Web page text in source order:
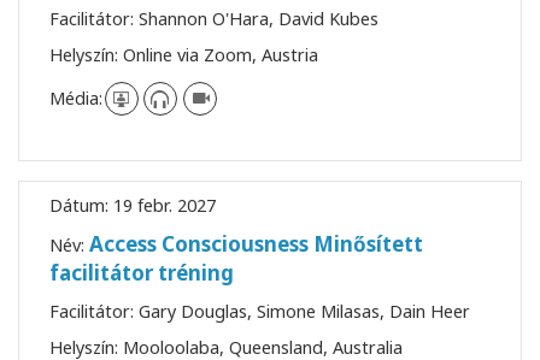
Facilitátor: Shannon O'Hara, David Kubes
Helyszín: Online via Zoom, Austria
Média:
Dátum: 19 febr. 2027
Név: Access Consciousness Minősített
facilitátor tréning
Facilitátor: Gary Douglas, Simone Milasas, Dain Heer
Helyszín: Mooloolaba, Queensland, Australia